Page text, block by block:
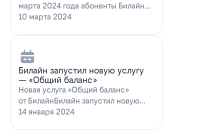
марта 2024 года абоненты Билайн
ТВ получат возможность
10 марта 2024
Билайн запустил новую услугу
— «Общий баланс»
Новая услуга «Общий баланс»
от БилайнБилайн запустил новую
услугу – "Общий баланс"…
14 января 2024